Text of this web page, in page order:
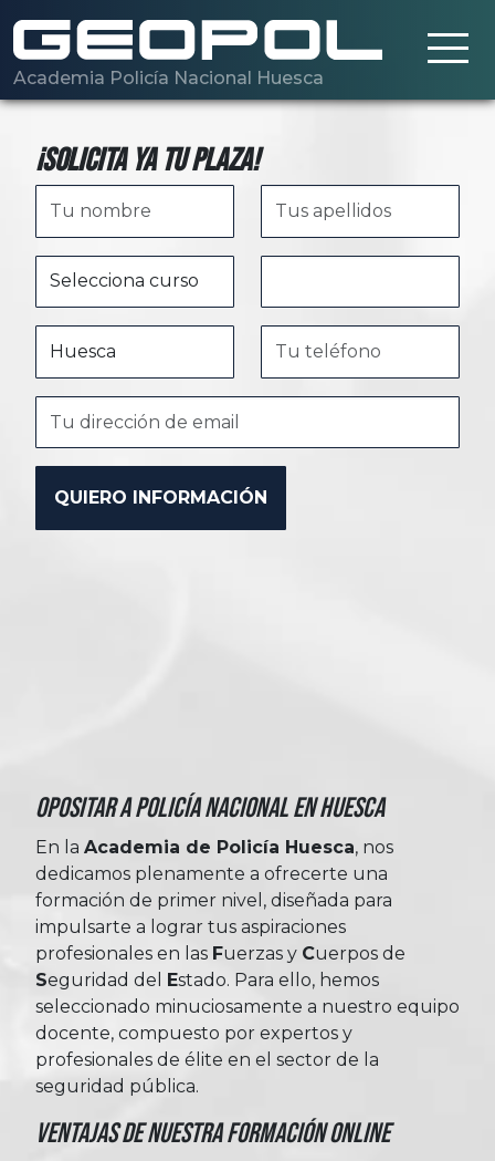
Academia Policía Nacional Huesca
¡Solicita ya tu plaza!
Opositar a Policía Nacional en Huesca
En la Academia de Policía Huesca, nos
dedicamos plenamente a ofrecerte una
formación de primer nivel, diseñada para
impulsarte a lograr tus aspiraciones
profesionales en las
Fuerzas y Cuerpos de
Seguridad del Estado. Para ello, hemos
seleccionado minuciosamente a nuestro equipo
docente, compuesto por expertos y
profesionales de élite en el sector de la
seguridad pública.
Ventajas de nuestra formación online